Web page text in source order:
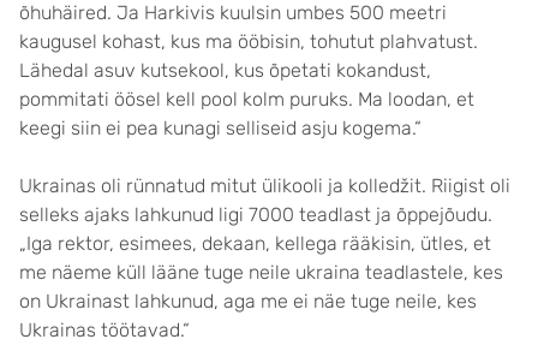
õhuhäired. Ja Harkivis kuulsin umbes 500 meetri
kaugusel kohast, kus ma ööbisin, tohutut plahvatust.
Lähedal asuv kutsekool, kus õpetati kokandust,
pommitati öösel kell pool kolm puruks. Ma loodan, et
keegi siin ei pea kunagi selliseid asju kogema.“
Ukrainas oli rünnatud mitut ülikooli ja kolledžit. Riigist oli
selleks ajaks lahkunud ligi 7000 teadlast ja õppejõudu.
„Iga rektor, esimees, dekaan, kellega rääkisin, ütles, et
me näeme küll lääne tuge neile ukraina teadlastele, kes
on Ukrainast lahkunud, aga me ei näe tuge neile, kes
Ukrainas töötavad.“